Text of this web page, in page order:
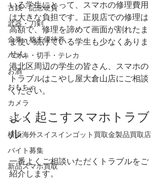
古銭・記念硬貨
武器・刀剣
金券・株主優待券
ハガキ・切手・テレカ
お酒
おもちゃ
カメラ
ミシン
横浜海外スイスインゴット買取金製品買取店
バイト募集
新品スマホ買取
いる学生にとって、スマホの修理費用
は大きな負担です。正規店での修理は
高額で、修理を諦めて画面が割れたま
ま使い続けている学生も少なくありま
せん。
港北区周辺の学生の皆さん、スマホの
トラブルはこやし屋大倉山店にご相談
ください。
よく起こすスマホトラブ
ル
一番よくご相談いただくトラブルをご
紹介します。